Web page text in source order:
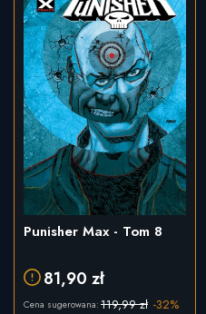
Punisher Max - Tom 8
81,90 zł
Cena sugerowana: 119,99 zł -32%